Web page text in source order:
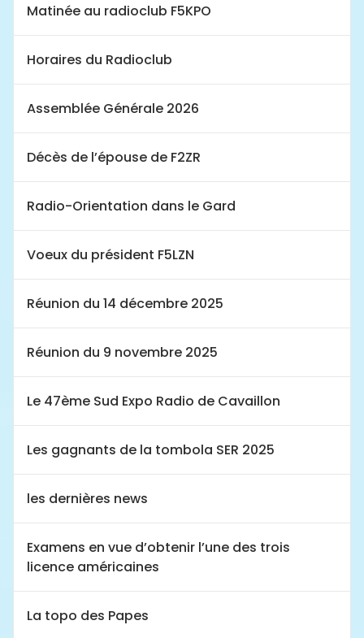
Matinée au radioclub F5KPO
Horaires du Radioclub
Assemblée Générale 2026
Décès de l’épouse de F2ZR
Radio-Orientation dans le Gard
Voeux du président F5LZN
Réunion du 14 décembre 2025
Réunion du 9 novembre 2025
Le 47ème Sud Expo Radio de Cavaillon
Les gagnants de la tombola SER 2025
les dernières news
Examens en vue d’obtenir l’une des trois
licence américaines
La topo des Papes